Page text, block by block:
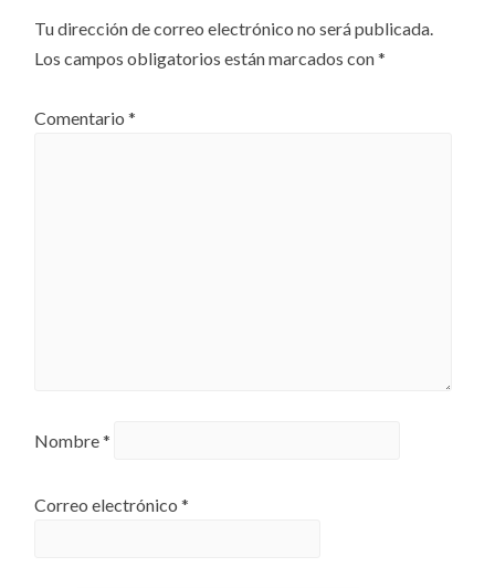
Tu dirección de correo electrónico no será publicada.
Los campos obligatorios están marcados con*
Comentario*
Nombre*
Correo electrónico*